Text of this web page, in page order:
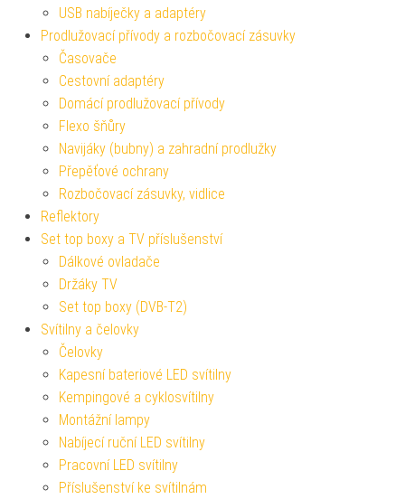
USB nabíječky a adaptéry
Prodlužovací přívody a rozbočovací zásuvky
Časovače
Cestovní adaptéry
Domácí prodlužovací přívody
Flexo šňůry
Navijáky (bubny) a zahradní prodlužky
Přepěťové ochrany
Rozbočovací zásuvky, vidlice
Reflektory
Set top boxy a TV příslušenství
Dálkové ovladače
Držáky TV
Set top boxy (DVB-T2)
Svítilny a čelovky
Čelovky
Kapesní bateriové LED svítilny
Kempingové a cyklosvítilny
Montážní lampy
Nabíjecí ruční LED svítilny
Pracovní LED svítilny
Příslušenství ke svítilnám